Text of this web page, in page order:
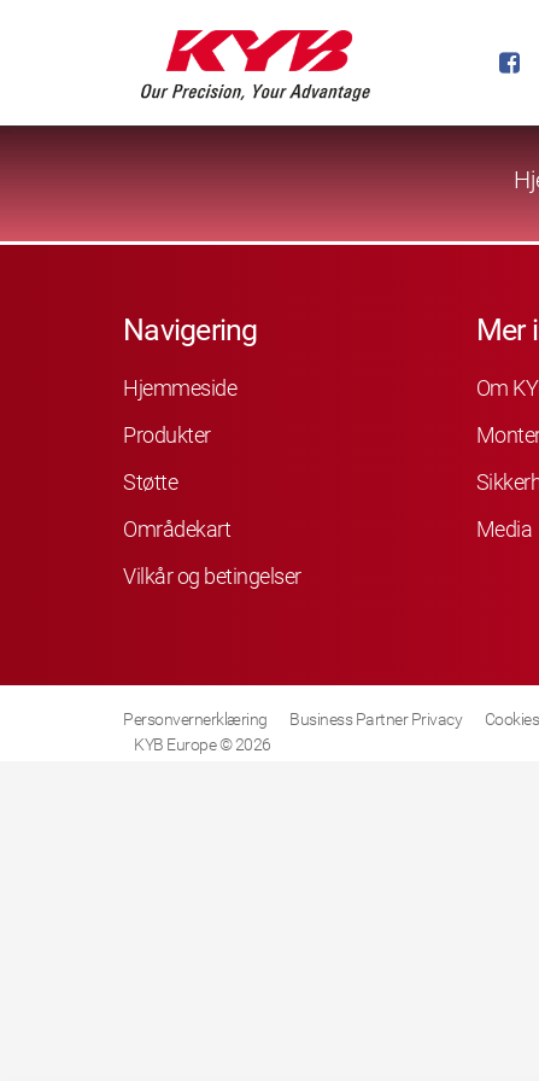
Navigering
Hjemmeside
Produkter
Støtte
Områdekart
Vilkår og betingelser
Mer
Om
Media
Personvernerklæring Business Partner Privacy
KYB Europe © 2026